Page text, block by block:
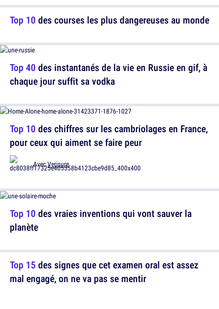
Top 40 des instantanés de la vie en Russie en gif, à
chaque jour suffit sa vodka
Top 10 des vraies inventions qui vont sauver la
planète
Top 10 des courses les plus dangereuses au monde
Top 10 des chiffres sur les cambriolages en France,
pour ceux qui aiment se faire peur
AvecVerisure
Top 15 des signes que cet examen oral est assez
mal engagé, on ne va pas se mentir